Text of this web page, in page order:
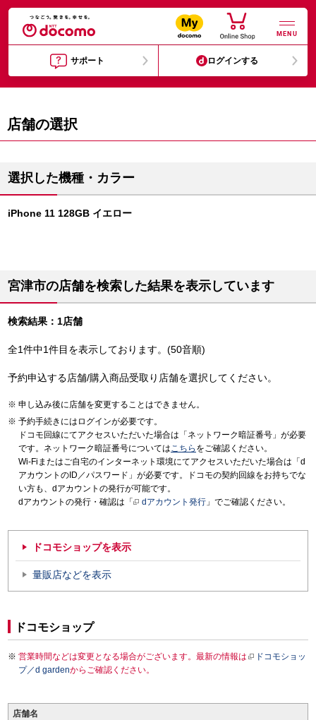
MENU
サポート ログインする
店舗の選択
選択した機種・カラー
iPhone 11 128GB イエロー
宮津市の店舗を検索した結果を表示しています
検索結果：1店舗
全1件中1件目を表示しております。(50音順)
予約申込する店舗/購入商品受取り店舗を選択してください。
申し込み後に店舗を変更することはできません。
予約手続きにはログインが必要です。
ドコモ回線にてアクセスいただいた場合は「ネットワーク暗証番号」が必要
です。ネットワーク暗証番号についてはこちら をご確認ください。
Wi-Fiまたはご自宅のインターネット環境にてアクセスいただいた場合は「d
アカウントのID／パスワード」が必要です。ドコモの契約回線をお持ちでな
い方も、dアカウントの発行が可能です。
dアカウントの発行・確認は「
dアカウント発行 」でご確認ください。
ドコモショップを表示
量販店などを表示
ドコモショップ
営業時間などは変更となる場合がございます。最新の情報は
ドコモショッ
プ／d gardenからご確認ください。
店舗名